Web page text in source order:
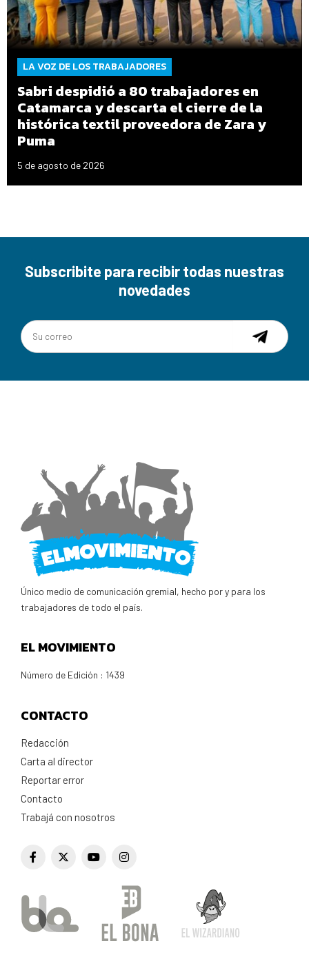
LA VOZ DE LOS TRABAJADORES
Sabri despidió a 80 trabajadores en
Catamarca y descarta el cierre de la
histórica textil proveedora de Zara y
Puma
5 de agosto de 2026
Subscribite para recibir todas nuestras
novedades
Único medio de comunicación gremial, hecho por y para los
trabajadores de todo el país.
EL MOVIMIENTO
Número de Edición : 1439
CONTACTO
Redacción
Carta al director
Reportar error
Contacto
Trabajá con nosotros